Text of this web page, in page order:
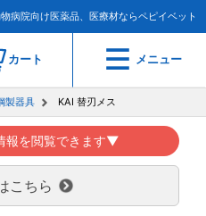
病院向け医薬品、医療材ならペピイベット
カート メニュー
製器具 KAI 替刃メス
報を閲覧できます▼
こちら